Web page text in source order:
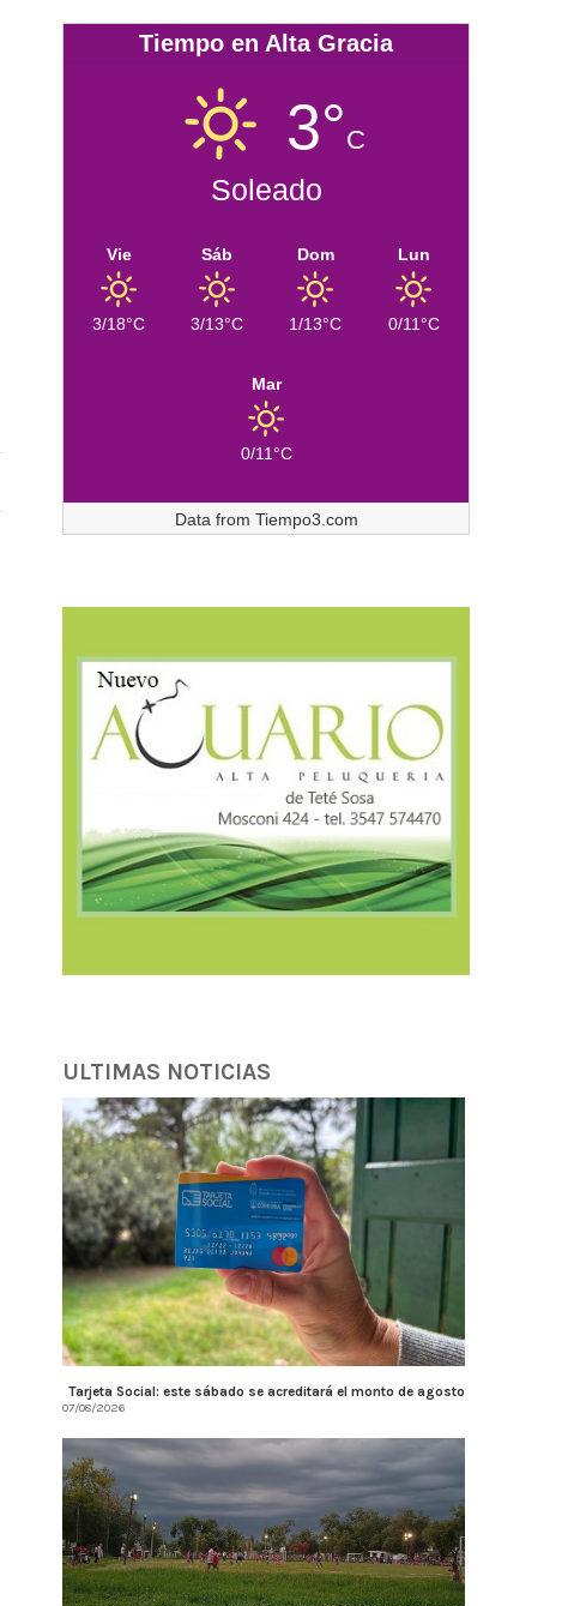
Córdoba fortalece la prevención y
respuesta ante el...
07/08/2026
Córdoba fortalece la
tributaria con
internacionales...
Tiempo en Alta Gracia
3°C
Soleado
Vie
3/18°C
Sáb
3/13°C
Dom
1/13°C
Lun
0/11°C
Mar
0/11°C
Data from Tiempo3.com
ULTIMAS NOTICIAS
Tarjeta Social: este sábado se acreditará el monto de agosto
07/08/2026